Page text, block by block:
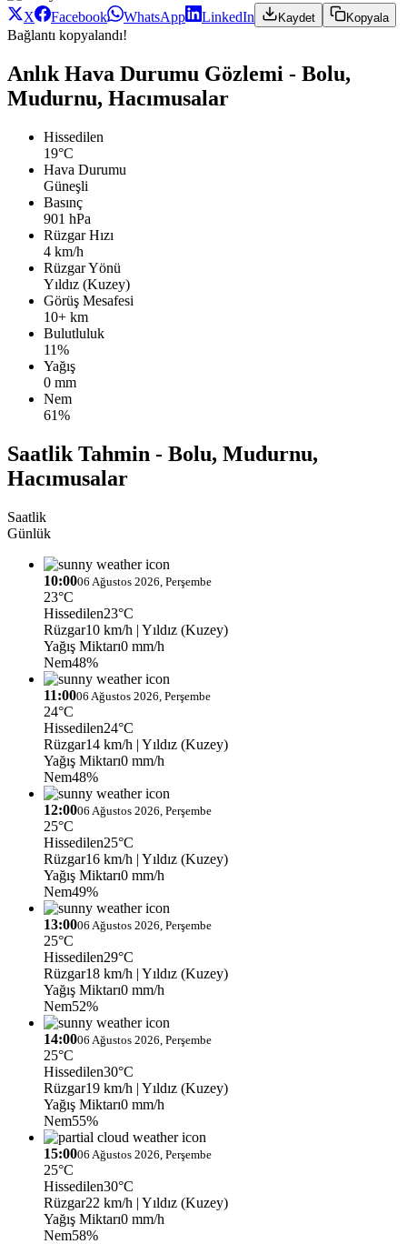
X Facebook WhatsApp LinkedIn Kaydet Kopyala
Bağlantı kopyalandı!
Anlık Hava Durumu Gözlemi - Bolu,
Mudurnu, Hacımusalar
Hissedilen
19°C
Hava Durumu
Güneşli
Basınç
901 hPa
Rüzgar Hızı
4 km/h
Rüzgar Yönü
Yıldız (Kuzey)
Görüş Mesafesi
10+ km
Bulutluluk
11%
Yağış
0 mm
Nem
61%
Saatlik Tahmin - Bolu, Mudurnu,
Hacımusalar
Saatlik
Günlük
10:0006 Ağustos 2026, Perşembe
23°C
Hissedilen23°C
Rüzgar10 km/h | Yıldız (Kuzey)
Yağış Miktarı0 mm/h
Nem48%
11:0006 Ağustos 2026, Perşembe
24°C
Hissedilen24°C
Rüzgar14 km/h | Yıldız (Kuzey)
Yağış Miktarı0 mm/h
Nem48%
12:0006 Ağustos 2026, Perşembe
25°C
Hissedilen25°C
Rüzgar16 km/h | Yıldız (Kuzey)
Yağış Miktarı0 mm/h
Nem49%
13:0006 Ağustos 2026, Perşembe
25°C
Hissedilen29°C
Rüzgar18 km/h | Yıldız (Kuzey)
Yağış Miktarı0 mm/h
Nem52%
14:0006 Ağustos 2026, Perşembe
25°C
Hissedilen30°C
Rüzgar19 km/h | Yıldız (Kuzey)
Yağış Miktarı0 mm/h
Nem55%
15:0006 Ağustos 2026, Perşembe
25°C
Hissedilen30°C
Rüzgar22 km/h | Yıldız (Kuzey)
Yağış Miktarı0 mm/h
Nem58%